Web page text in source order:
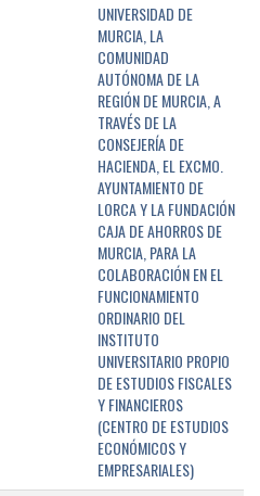
UNIVERSIDAD DE
MURCIA, LA
COMUNIDAD
AUTÓNOMA DE LA
REGIÓN DE MURCIA, A
TRAVÉS DE LA
CONSEJERÍA DE
HACIENDA, EL EXCMO.
AYUNTAMIENTO DE
LORCA Y LA FUNDACIÓN
CAJA DE AHORROS DE
MURCIA, PARA LA
COLABORACIÓN EN EL
FUNCIONAMIENTO
ORDINARIO DEL
INSTITUTO
UNIVERSITARIO PROPIO
DE ESTUDIOS FISCALES
Y FINANCIEROS
(CENTRO DE ESTUDIOS
ECONÓMICOS Y
EMPRESARIALES)